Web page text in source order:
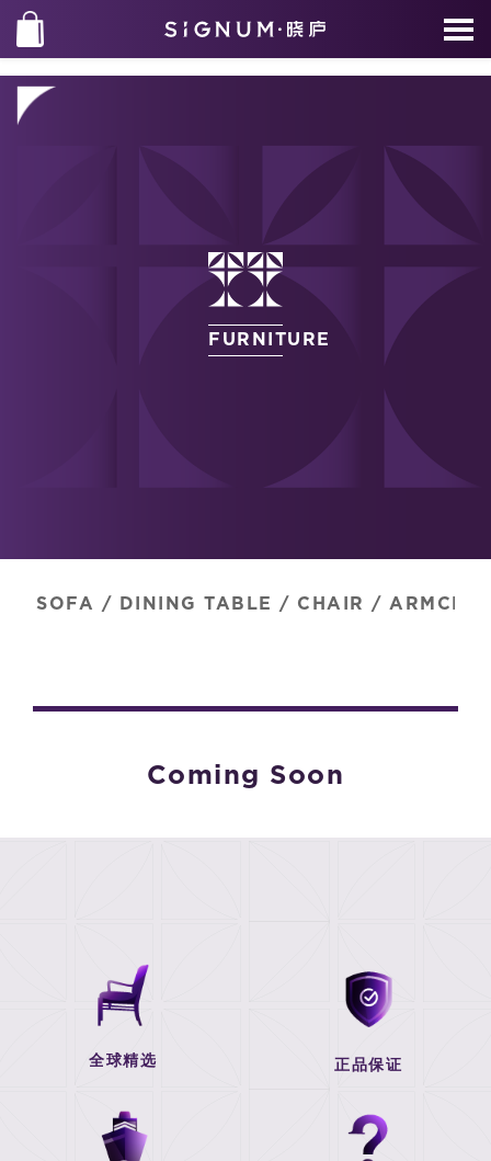
FURNITURE
SOFA / DINING TABLE / CHAIR /
Coming Soon
全球精选 正品保证